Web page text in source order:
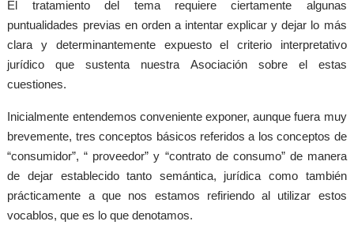
El tratamiento del tema requiere ciertamente algunas
puntualidades previas en orden a intentar explicar y dejar lo más
clara y determinantemente expuesto el criterio interpretativo
jurídico que sustenta nuestra Asociación sobre el estas
cuestiones.
Inicialmente entendemos conveniente exponer, aunque fuera muy
brevemente, tres conceptos básicos referidos a los conceptos de
“consumidor”, “ proveedor” y “contrato de consumo” de manera
de dejar establecido tanto semántica, jurídica como también
prácticamente a que nos estamos refiriendo al utilizar estos
vocablos, que es lo que denotamos.